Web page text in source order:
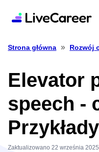
Strona główna » Rozwój
Elevator
speech -
Zaktualizowano 22 września 2025